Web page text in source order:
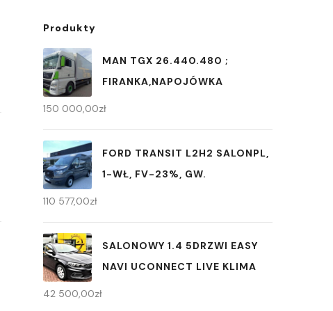
Produkty
MAN TGX 26.440.480 ;
FIRANKA,NAPOJÓWKA
150 000,00zł
FORD TRANSIT L2H2 SALONPL,
1-WŁ, FV-23%, GW.
110 577,00zł
SALONOWY 1.4 5DRZWI EASY
NAVI UCONNECT LIVE KLIMA
42 500,00zł